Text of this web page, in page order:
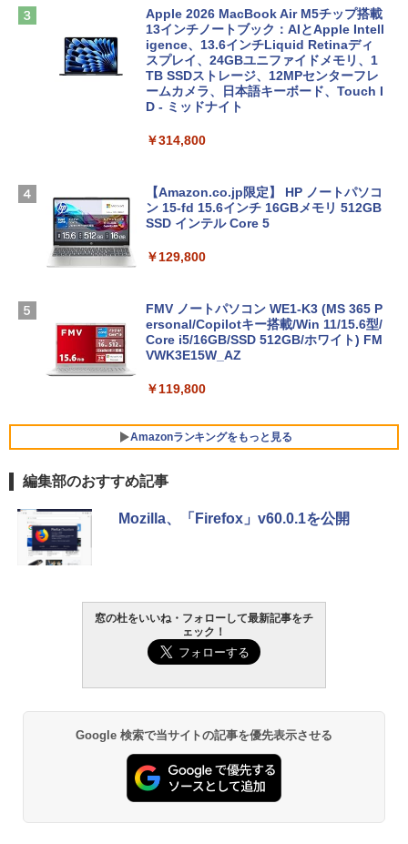
Apple 2026 MacBook Air M5チップ搭載
13インチノートブック：AIとApple Intell
igence、13.6インチLiquid Retinaディ
スプレイ、24GBユニファイドメモリ、1
TB SSDストレージ、12MPセンターフレ
ームカメラ、日本語キーボード、Touch I
D - ミッドナイト
￥314,800
【Amazon.co.jp限定】 HP ノートパソコ
ン 15-fd 15.6インチ 16GBメモリ 512GB
SSD インテル Core 5
￥129,800
FMV ノートパソコン WE1-K3 (MS 365 P
ersonal/Copilotキー搭載/Win 11/15.6型/
Core i5/16GB/SSD 512GB/ホワイト) FM
VWK3E15W_AZ
￥119,800
Amazonランキングをもっと見る
Robloxギフトカード - 800 Robux 【限
定バーチャルアイテムを含む】 【オンラ
Microsoft Office Home & Business 202
4(最新 永続版)|オンラインコード版|Wind
￥39,582
Robloxギフトカード - 2,000 Robux 【限
定バーチャルアイテムを含む】 【オンラ
インゲームコード】 ロブロックス | オン
ラインコード版
生成AIパスポート公式テキスト 第４版
AIイラスト表現辞典: 思い通りの絵を引き
出す プロンプトの言葉 AI画像生成シリー
ズ (はぴーイラストLabo)
￥480
ClaudeCode いちばんやさしい 教科書:
非エンジニア 初心者 素人 でも安心 使い
方 マニュアル AI副業にもコンテンツ作成
にもKindle出版にも！ 非エンジニアのた
めのAIコーディング入門シリーズ
Amazon Kindle Paperwhite (16GB) 7イ
ンチディスプレイ、色調調節ライト、12
Amazon Kindle - 目に優しい、かさばら
ない、大きな画面で読みやすい、6週間持
書籍リーダー、ブラック、16GB、広告な
￥19,980
Kindle Paperwhite シグニチャーエディ
ション (32GB) 7インチディスプレイ、明
るさ自動調整、色調調節ライト、12週間
編集部のおすすめ記事
Mozilla、「Firefox」v60.0.1を公開
窓の杜をいいね・フォローして最新記事をチ
ェック！
Google 検索で当サイトの記事を優先表示させる